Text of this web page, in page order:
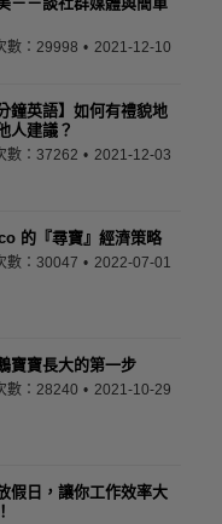
數：29998 2021-12-10
鐘英語】如何有禮貌地
人建議？
數：37262 2021-12-03
的『尋寶』經濟策略
數：30047 2022-07-01
寶寶長大的第一步
數：28240 2021-10-29
假日，讓你工作效率大